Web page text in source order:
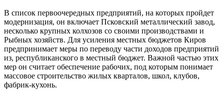
В список первоочередных предприятий, на которых пройдет
модернизация, он включает Псковский металлический завод,
несколько крупных колхозов со своими производствами и
Рыбных хозяйств. Для усиления местных бюджетов Киров
предпринимает меры по переводу части доходов предприятий
из, республиканского в местный бюджет. Важной частью этих
мер он считает обеспечение рабочих, под которым понимает
массовое строительство жилых кварталов, школ, клубов,
фабрик-кухонь.